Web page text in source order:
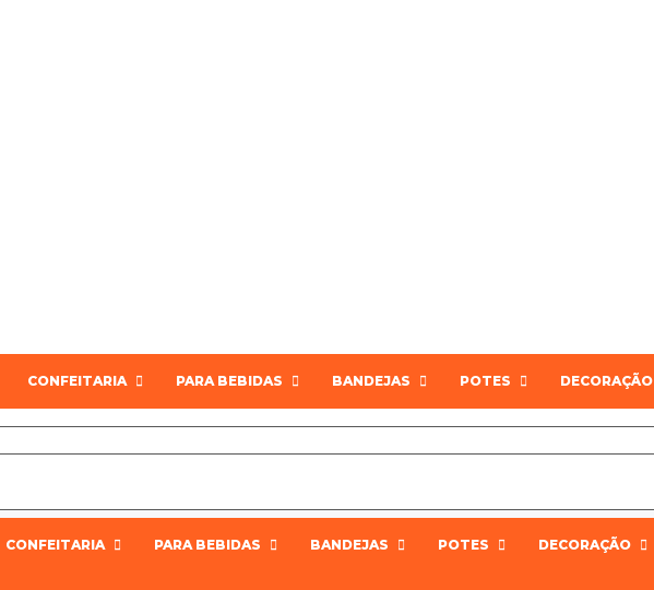
CONFEITARIA PARA BEBIDAS BANDEJAS POTES DECORAÇÃO
CONFEITARIA PARA BEBIDAS BANDEJAS POTES DECORAÇÃO